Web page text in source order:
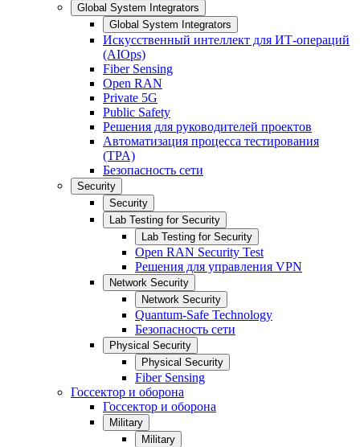
Global System Integrators
Global System Integrators
Искусственный интеллект для ИТ-операций
(AIOps)
Fiber Sensing
Open RAN
Private 5G
Public Safety
Решения для руководителей проектов
Автоматизация процесса тестирования
(TPA)
Безопасность сети
Security
Security
Lab Testing for Security
Lab Testing for Security
Open RAN Security Test
Решения для управления VPN
Network Security
Network Security
Quantum-Safe Technology
Безопасность сети
Physical Security
Physical Security
Fiber Sensing
Госсектор и оборона
Госсектор и оборона
Military
Military